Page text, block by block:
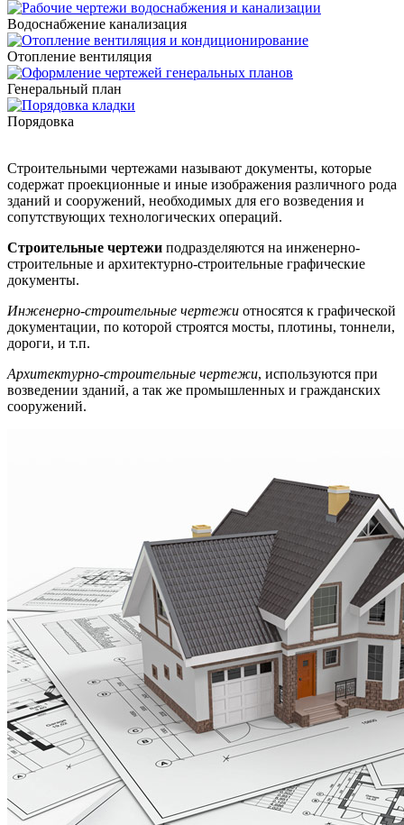
Водоснабжение канализация
Отопление вентиляция
Генеральный план
Порядовка
Строительными чертежами называют документы, которые
содержат проекционные и иные изображения различного рода
зданий и сооружений, необходимых для его возведения и
сопутствующих технологических операций.
Строительные чертежи подразделяются на инженерно-
строительные и архитектурно-строительные графические
документы.
Инженерно-строительные чертежи относятся к графической
документации, по которой строятся мосты, плотины, тоннели,
дороги, и т.п.
Архитектурно-строительные чертежи, используются при
возведении зданий, а так же промышленных и гражданских
сооружений.